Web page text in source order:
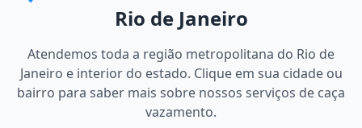
Rio de Janeiro
Atendemos toda a região metropolitana do Rio de
Janeiro e interior do estado. Clique em sua cidade ou
bairro para saber mais sobre nossos serviços de caça
vazamento.